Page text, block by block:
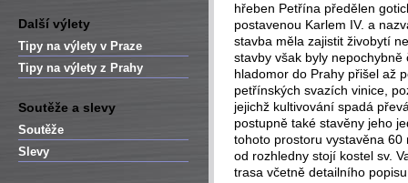
Další výlety
Tipy na výlety v Praze
Tipy na výlety z Prahy
Soutěže a slevy
Soutěže
Slevy
hřeben Petřína předělen
postavenou Karlem IV. a
stavba měla zajistit živobytí
stavby však byly
hladomor do Prahy přišel až
petřínských svazích vinice,
jejichž kultivování spadá
postupně také stavěny jeho
tohoto prostoru vystavěna
od rozhledny stojí kostel sv.
trasa včetně detailního